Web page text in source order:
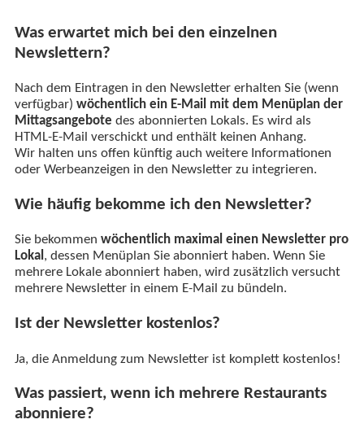
Was erwartet mich bei den einzelnen
Newslettern?
Nach dem Eintragen in den Newsletter erhalten Sie (wenn
verfügbar) wöchentlich ein E-Mail mit dem Menüplan der
Mittagsangebote des abonnierten Lokals. Es wird als
HTML-E-Mail verschickt und enthält keinen Anhang.
Wir halten uns offen künftig auch weitere Informationen
oder Werbeanzeigen in den Newsletter zu integrieren.
Wie häufig bekomme ich den Newsletter?
Sie bekommen wöchentlich maximal einen Newsletter pro
Lokal, dessen Menüplan Sie abonniert haben. Wenn Sie
mehrere Lokale abonniert haben, wird zusätzlich versucht
mehrere Newsletter in einem E-Mail zu bündeln.
Ist der Newsletter kostenlos?
Ja, die Anmeldung zum Newsletter ist komplett kostenlos!
Was passiert, wenn ich mehrere Restaurants
abonniere?